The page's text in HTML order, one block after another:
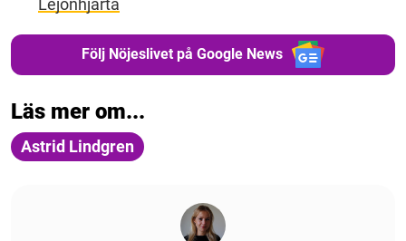
Lejonhjärta
Följ Nöjeslivet på Google News
Läs mer om...
Astrid Lindgren